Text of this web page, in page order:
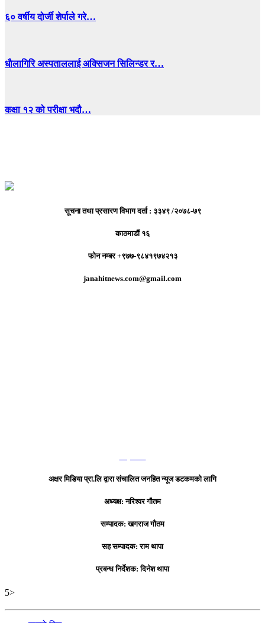
६० वर्षीय दोर्जी शेर्पाले गरे…
धाैलागिरि अस्पताललाई अक्सिजन सिलिन्डर र…
कक्षा १२ को परीक्षा भदौ…
सूचना तथा प्रसारण विभाग दर्ता : ३३४९ /२०७८-७९
काठमाडौं १६
फोन नम्बर +९७७-९८४१९७४२१३
janahitnews.com@gmail.com
अक्षर मिडिया प्रा.लि द्वारा संचालित जनहित न्यूज डटकमको लागि
अध्यक्ष: नरिश्वर गौतम
सम्पादक: खगराज गौतम
सह सम्पादक: राम थापा
प्रबन्ध निर्देशक: दिनेश थापा
5>